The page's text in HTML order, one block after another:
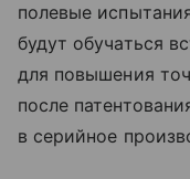
полевые
будут обучаться
для повышения
после
в серийное